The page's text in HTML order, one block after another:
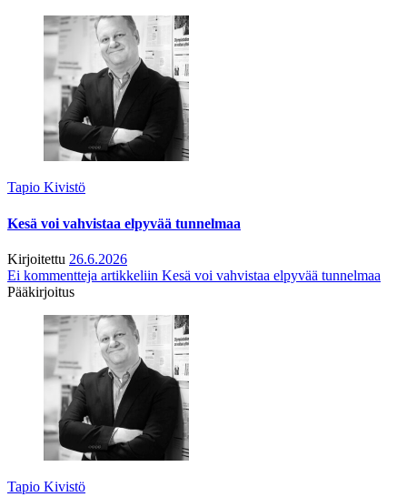
Tapio Kivistö
Kesä voi vahvistaa elpyvää tunnelmaa
Kirjoitettu 26.6.2026
Ei kommentteja artikkeliin Kesä voi vahvistaa elpyvää tunnelmaa
Pääkirjoitus
Tapio Kivistö